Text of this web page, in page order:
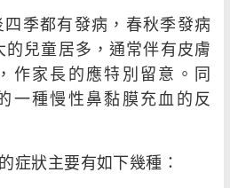
季都有發病，春秋季發病
兒童居多，通常伴有皮膚
作家長的應特別留意。同
一種慢性鼻黏膜充血的反
狀主要有如下幾種：